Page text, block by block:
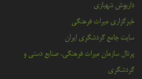
داریوش شهبازی
خبرگزاری میراث فرهنگی
سايت جامع گردشگري ايران
پرتال سازمان ميراث فرهنگي، صنايع دستي و
گردشگري